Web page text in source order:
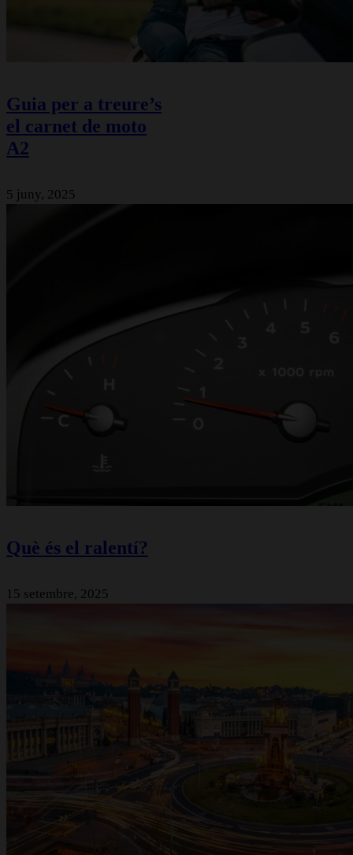
Guia per a treure’s
el carnet de moto
A2
5 juny, 2025
Què és el ralentí?
15 setembre, 2025
Consultar condicions contractuals